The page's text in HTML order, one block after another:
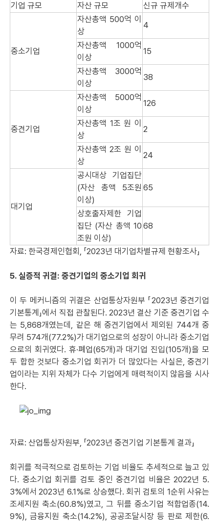
기업 규모
자산 규모 신규 규제개수
중소기업
자산총액 500억 이
상
4
자산총액 1000억
이상
15
자산총액 3000억
이상
38
중견기업
자산총액 5000억
이상
126
자산총액 1조 원 이
상
2
자산총액 2조 원 이
상
24
대기업
공시대상 기업집단
(자산 총액 5조원
이상)
65
상호출자제한 기업
집단 (자산 총액 10
조원 이상)
68
자료: 한국경제인협회, 「2023년 대기업차별규제 현황조사」
5. 실증적 귀결: 중견기업의 중소기업 회귀
이 두 메커니즘의 귀결은 산업통상자원부 「2023년 중견기업
기본통계」에서 직접 관찰된다. 2023년 결산 기준 중견기업 수
는 5,868개였는데, 같은 해 중견기업에서 제외된 744개 중
무려 574개(77.2%)가 대기업으로의 성장이 아니라 중소기업
으로의 회귀였다. 휴·폐업(65개)과 대기업 진입(105개)을 모
두 합한 것보다 중소기업 회귀가 더 많았다는 사실은, 중견기
업이라는 지위 자체가 다수 기업에게 매력적이지 않음을 시사
한다.
자료: 산업통상자원부, 「2023년 중견기업 기본통계 결과」
회귀를 적극적으로 검토하는 기업 비율도 추세적으로 늘고 있
다. 중소기업 회귀를 검토 중인 중견기업 비율은 2022년 5.
3%에서 2023년 6.1%로 상승했다. 회귀 검토의 1순위 사유는
조세지원 축소(60.8%)였고, 그 뒤를 중소기업 적합업종(14.
9%), 금융지원 축소(14.2%), 공공조달시장 등 판로 제한(6.